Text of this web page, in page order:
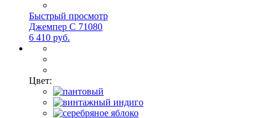
Быстрый просмотр
Джемпер С 71080
6 410 руб.
Цвет: